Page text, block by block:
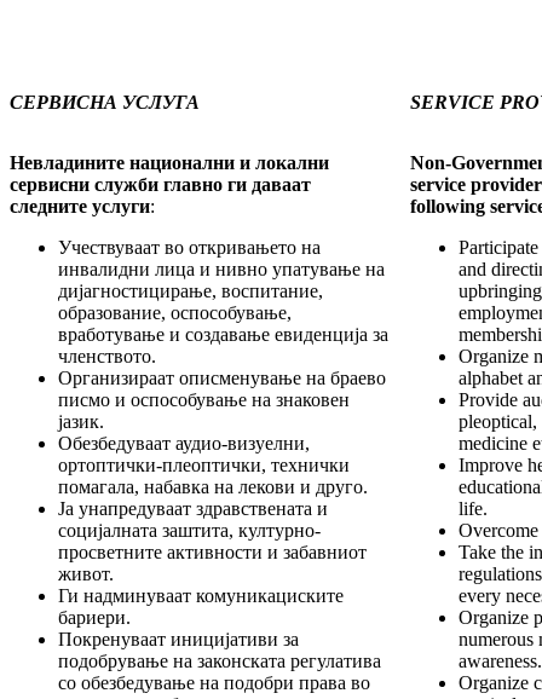
СЕРВИСНА УСЛУГА SERVICE
Невладините национални и локални
сервисни служби главно ги даваат
следните услуги:
Учествуваат во откривањето на
инвалидни лица и нивно упатување на
дијагностицирање, воспитание,
образование, оспособување,
вработување и создавање евиденција за
членството.
Организираат описменување на браево
писмо и оспособување на знаковен
јазик.
Обезбедуваат аудио-визуелни,
ортоптички-плеоптички, технички
помагала, набавка на лекови и друго.
Ја унапредуваат здравствената и
социјалната заштита, културно-
просветните активности и забавниот
живот.
Ги надминуваат комуникациските
бариери.
Покренуваат иницијативи за
подобрување на законската регулатива
со обезбедување на подобри права во
Non-
service
following
and
Organize
alphabet
Provide
pleoptical,
medicine
Improve
life.
Take the
every
Organize
numerous
awareness.
Organize